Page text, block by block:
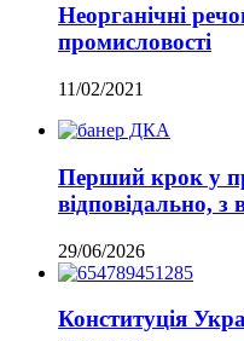
Неорганічні
промисловості
11/02/2021
Перший крок у
відповідально, з
29/06/2026
Конституція